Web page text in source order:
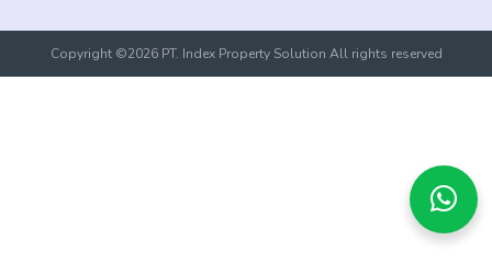
Copyright ©2026 PT. Index Property Solution All rights reserved